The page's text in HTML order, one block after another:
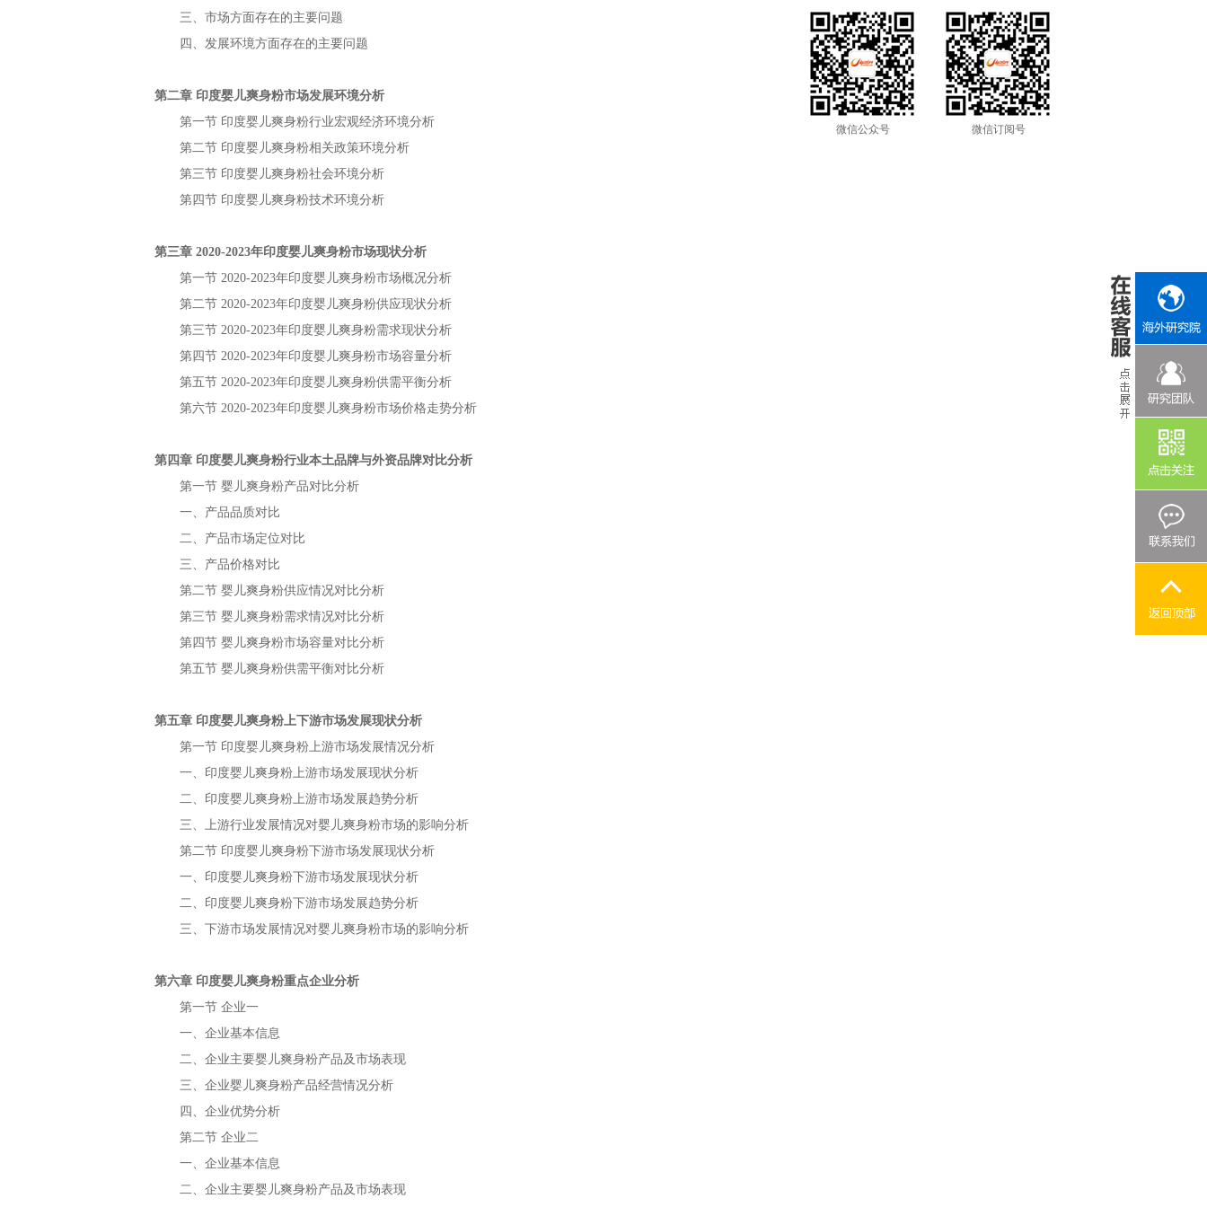
三、市场方面存在的主要问题
四、发展环境方面存在的主要问题
第二章 印度婴儿爽身粉市场发展环境分析
第一节 印度婴儿爽身粉行业宏观经济环境分析
第二节 印度婴儿爽身粉相关政策环境分析
第三节 印度婴儿爽身粉社会环境分析
第四节 印度婴儿爽身粉技术环境分析
第三章 2020-2023年印度婴儿爽身粉市场现状分析
第一节 2020-2023年印度婴儿爽身粉市场概况分析
第二节 2020-2023年印度婴儿爽身粉供应现状分析
第三节 2020-2023年印度婴儿爽身粉需求现状分析
第四节 2020-2023年印度婴儿爽身粉市场容量分析
第五节 2020-2023年印度婴儿爽身粉供需平衡分析
第六节 2020-2023年印度婴儿爽身粉市场价格走势分析
第四章 印度婴儿爽身粉行业本土品牌与外资品牌对比分析
第一节 婴儿爽身粉产品对比分析
一、产品品质对比
二、产品市场定位对比
三、产品价格对比
第二节 婴儿爽身粉供应情况对比分析
第三节 婴儿爽身粉需求情况对比分析
第四节 婴儿爽身粉市场容量对比分析
第五节 婴儿爽身粉供需平衡对比分析
第五章 印度婴儿爽身粉 上下游市场发展现状分析
第一节 印度婴儿爽身粉 上游市场发展情况分析
一、 印度婴儿爽身粉 上游市场发展现状分析
二、 印度婴儿爽身粉 上游市场发展趋势分析
三、上游行业发展情况对婴儿爽身粉市场的影响分析
第二节 印度婴儿爽身粉下游市场发展现状分析
一、 印度婴儿爽身粉下游市场发展现状分析
二、 印度婴儿爽身粉下游市场发展趋势分析
三、下游市场发展情况对婴儿爽身粉市场的影响分析
第六章 印度婴儿爽身粉重点企业分析
第一节 企业一
一、企业基本信息
二、企业主要婴儿爽身粉产品及市场表现
三、企业婴儿爽身粉产品经营情况分析
四、企业优势分析
第二节 企业二
一、企业基本信息
二、企业主要婴儿爽身粉产品及市场表现
微信公众号 微信订阅号